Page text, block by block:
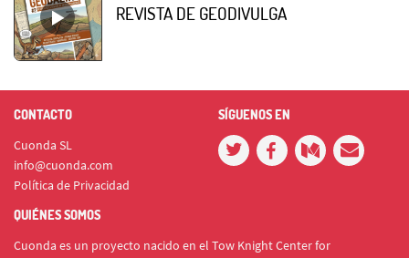
REVISTA DE GEODIVULGA
CONTACTO
Cuonda SL
info@cuonda.com
Política de Privacidad
SÍGUENOS EN
QUIÉNES SOMOS
Cuonda es un proyecto nacido en el Tow Knight Center for